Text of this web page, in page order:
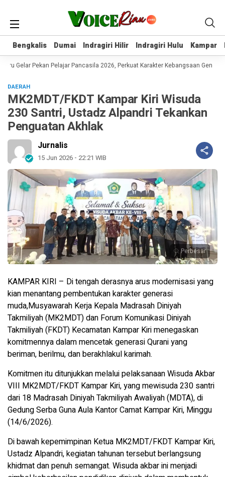
Bengkalis Dumai Indragiri Hilir Indragiri Hulu Kampar
Bengkalis Dumai Indragiri Hilir Indragiri Hulu Kampar
Gelar Pekan Pelajar Pancasila 2026, Perkuat Karakter Kebangsaan Generasi
DAERAH
MK2MDT/FKDT Kampar Kiri Wisuda
230 Santri, Ustadz Alpandri Tekankan
Penguatan Akhlak
Jurnalis
15 Jun 2026 - 22:21 WIB
Perbesar
KAMPAR KIRI – Di tengah derasnya arus modernisasi yang
kian menantang pembentukan karakter generasi
muda,Musyawarah Kerja Kepala Madrasah Diniyah
Takmiliyah (MK2MDT) dan Forum Komunikasi Diniyah
Takmiliyah (FKDT) Kecamatan Kampar Kiri menegaskan
komitmennya dalam mencetak generasi Qurani yang
beriman, berilmu, dan berakhlakul karimah.
Komitmen itu ditunjukkan melalui pelaksanaan Wisuda Akbar
VIII MK2MDT/FKDT Kampar Kiri, yang mewisuda 230 santri
dari 18 Madrasah Diniyah Takmiliyah Awaliyah (MDTA), di
Gedung Serba Guna Aula Kantor Camat Kampar Kiri, Minggu
(14/6/2026).
Di bawah kepemimpinan Ketua MK2MDT/FKDT Kampar Kiri,
Ustadz Alpandri, kegiatan tahunan tersebut berlangsung
khidmat dan penuh semangat. Wisuda akbar ini menjadi